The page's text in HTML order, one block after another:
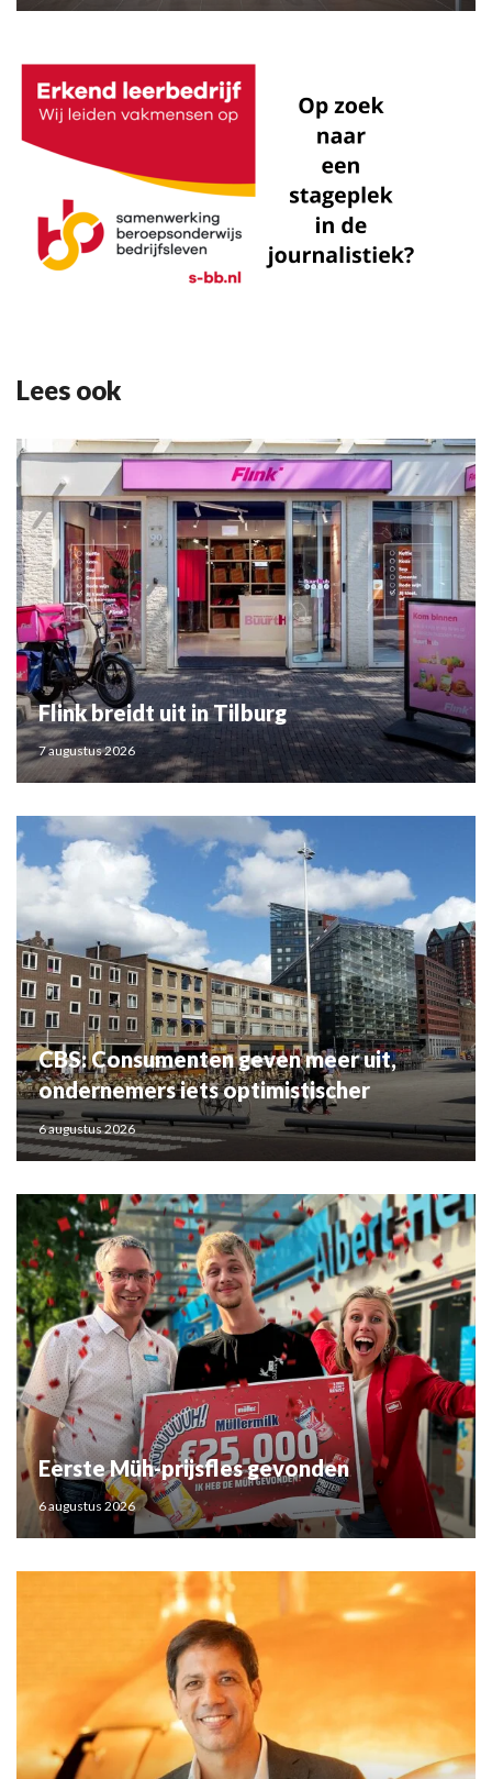
Lees ook
Flink breidt uit in Tilburg
7 augustus 2026
CBS: Consumenten geven meer uit,
ondernemers iets optimistischer
6 augustus 2026
Eerste Müh-prijsfles gevonden
6 augustus 2026